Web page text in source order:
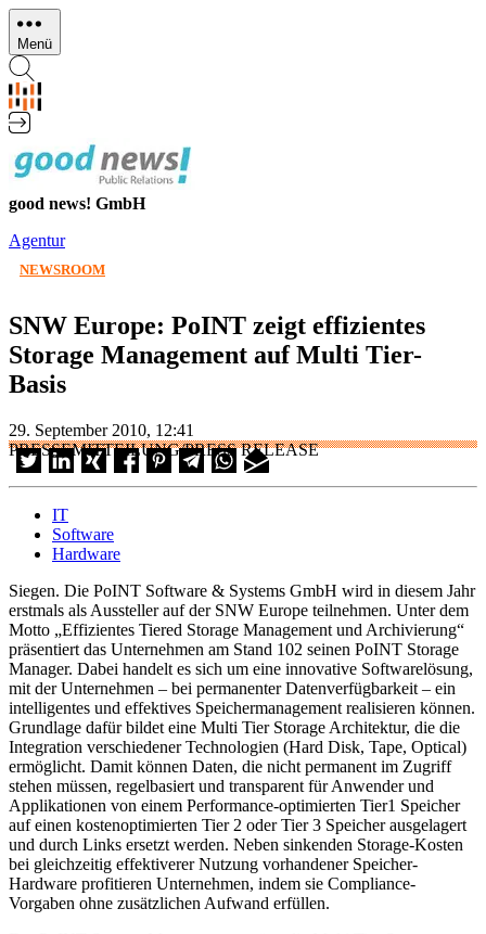
Direkt
zum
Inhalt
Menü
good news! GmbH
Agentur
NEWSROOM
SNW Europe: PoINT zeigt effizientes
Storage Management auf Multi Tier-
Basis
29. September 2010, 12:41
PRESSEMITTEILUNG/PRESS RELEASE
IT
Software
Hardware
Siegen. Die PoINT Software & Systems GmbH wird in diesem Jahr
erstmals als Aussteller auf der SNW Europe teilnehmen. Unter dem
Motto „Effizientes Tiered Storage Management und Archivierung“
präsentiert das Unternehmen am Stand 102 seinen PoINT Storage
Manager. Dabei handelt es sich um eine innovative Softwarelösung,
mit der Unternehmen – bei permanenter Datenverfügbarkeit – ein
intelligentes und effektives Speichermanagement realisieren können.
Grundlage dafür bildet eine Multi Tier Storage Architektur, die die
Integration verschiedener Technologien (Hard Disk, Tape, Optical)
ermöglicht. Damit können Daten, die nicht permanent im Zugriff
stehen müssen, regelbasiert und transparent für Anwender und
Applikationen von einem Performance-optimierten Tier1 Speicher
auf einen kostenoptimierten Tier 2 oder Tier 3 Speicher ausgelagert
und durch Links ersetzt werden. Neben sinkenden Storage-Kosten
bei gleichzeitig effektiverer Nutzung vorhandener Speicher-
Hardware profitieren Unternehmen, indem sie Compliance-
Vorgaben ohne zusätzlichen Aufwand erfüllen.